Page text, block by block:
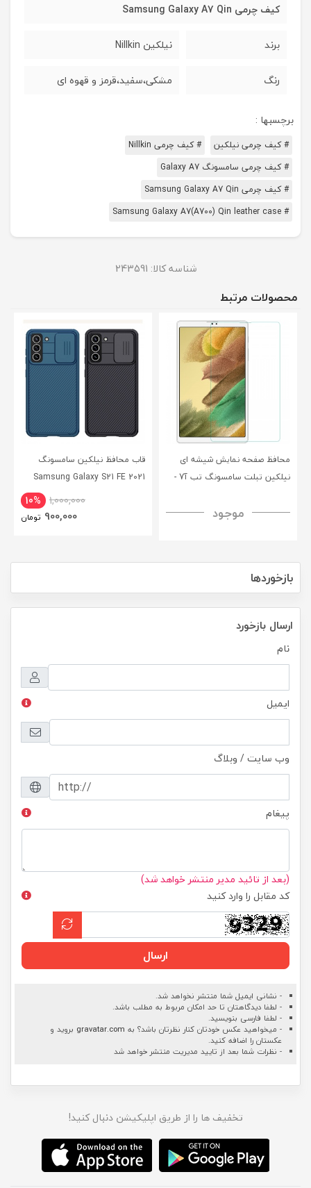
کیف چرمی Samsung Galaxy A7 Qin
برند نیلکین Nillkin
رنگ مشکی،سفید،قرمز و قهوه ای
برچسبها :
# کیف چرمی نیلکین
# کیف چرمی Nillkin
# کیف چرمی سامسونگ Galaxy A7
# کیف چرمی Samsung Galaxy A7 Qin
# Samsung Galaxy A7(A700) Qin leather case
شناسه کالا: 243591
محصولات مرتبط
محافظ صفحه نمایش شیشه ای
نیلکین تبلت سامسونگ تب آ7 -
H+ Anti-explosion Tempered
موجود
قاب محافظ نیلکین سامسونگ
Samsung Galaxy S21 FE 2021
10% 1,000,000
900,000 تومان
بازخوردها
ارسال بازخورد
نام
ایمیل
وب سایت / وبلاگ
پیغام
(بعد از تائید مدیر منتشر خواهد شد)
کد مقابل را وارد کنید
ارسال
- نشانی ایمیل شما منتشر نخواهد شد.
- لطفا دیدگاهتان تا حد امکان مربوط به مطلب باشد.
- لطفا فارسی بنویسید.
- میخواهید عکس خودتان کنار نظرتان باشد؟ به gravatar.com بروید و
عکستان را اضافه کنید.
- نظرات شما بعد از تایید مدیریت منتشر خواهد شد
تخفیف ها را از طریق اپلیکیشن دنبال کنید!